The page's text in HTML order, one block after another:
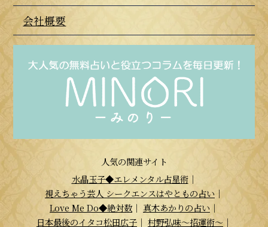
会社概要
人気の関連サイト
水晶玉子◆エレメンタル占星術｜
視えちゃう芸人 シークエンスはやともの占い ｜
Love Me Do◆絶対数｜ 真木あかりの占い ｜
日本最後のイタコ松田広子 ｜ 村野弘味～招運術～ ｜